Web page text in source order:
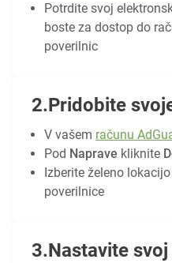
Potrdite svoj
boste za dostop do
poverilnic
Pridobite
V vašem računu
Pod Naprave kliknite
Izberite želeno
poverilnice
Nastavite